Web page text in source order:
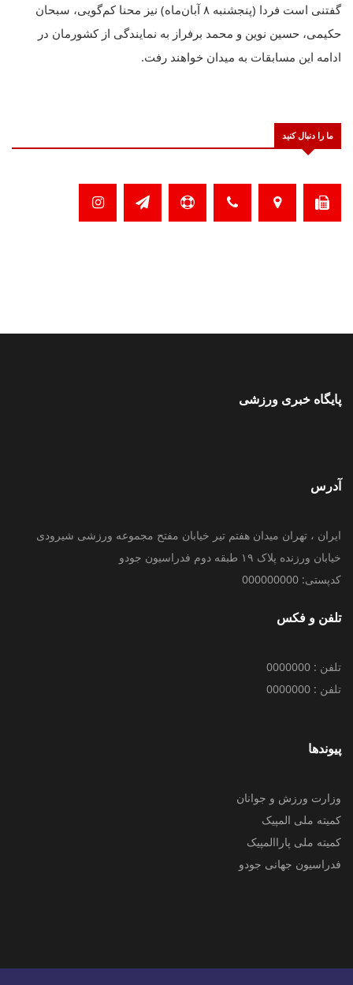
گفتنی است فردا (پنجشنبه ۸ آبان‌ماه) نیز محنا کم‌گویی، سبحان
حکیمی، حسین نوین و محمد برفراز به نمایندگی از کشورمان در
ادامه این مسابقات به میدان خواهند رفت.
ما را دنبال کنید
پایگاه خبری ورزشی
آدرس
ایران ، تهران میدان هفتم تیر خیابان مفتح مجموعه ورزشی شیرودی
خیابان ورزنده پلاک ۱۹ طبقه دوم فدراسیون جودو
کدپستی: 000000000
تلفن و فکس
تلفن : 0000000
تلفن : 0000000
پیوندها
وزارت ورزش و جوانان
کمیته ملی المپیک
کمیته ملی پاراالمپیک
فدراسیون جهانی جودو